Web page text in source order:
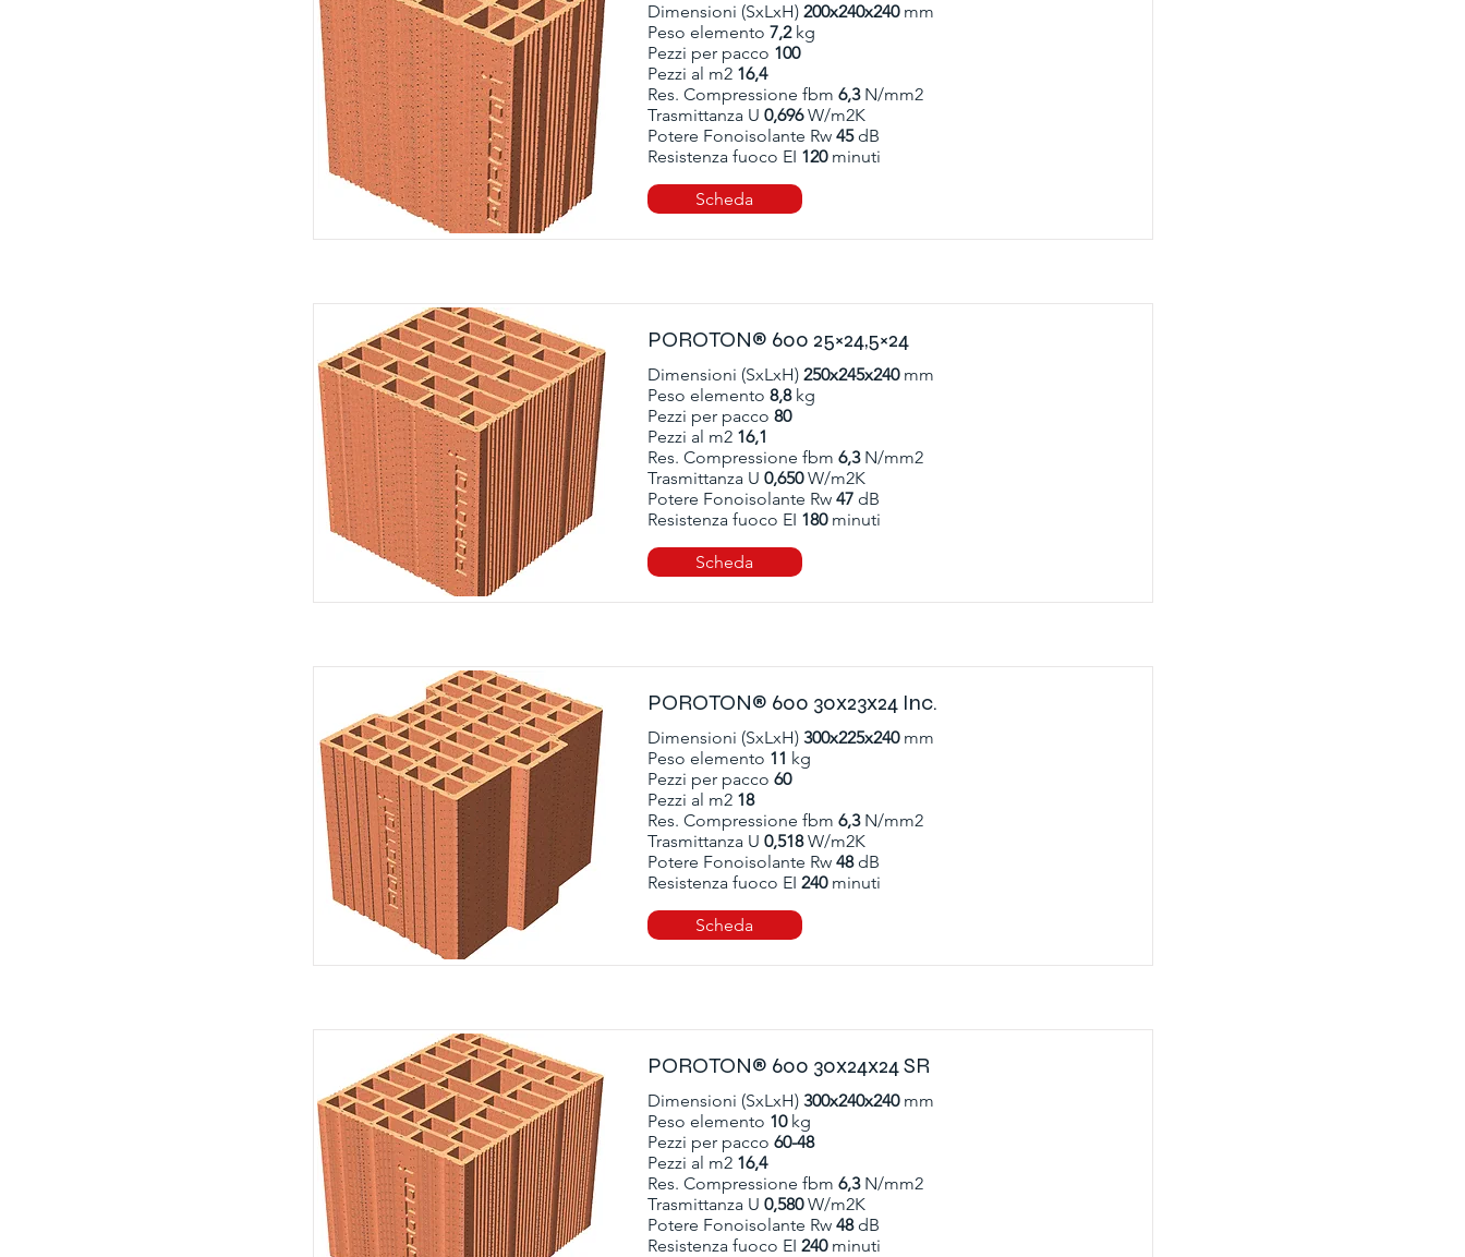
Dimensioni (SxLxH) 200x240x240mm
Peso elemento 7,2kg
Pezzi per pacco 100
Pezzi al m2 16,4
Res. Compressione fbm 6,3N/mm2
Trasmittanza U 0,696W/m2K
Potere Fonoisolante Rw 45dB
Resistenza fuoco EI 120minuti
Scheda
POROTON® 600 25×24,5×24
Dimensioni (SxLxH) 250x245x240mm
Peso elemento 8,8kg
Pezzi per pacco 80
Pezzi al m2 16,1
Res. Compressione fbm 6,3N/mm2
Trasmittanza U 0,650W/m2K
Potere Fonoisolante Rw 47dB
Resistenza fuoco EI 180minuti
Scheda
POROTON® 600 30x23x24 Inc.
Dimensioni (SxLxH) 300x225x240mm
Peso elemento 11 kg
Pezzi per pacco 60
Pezzi al m2 18
Res. Compressione fbm 6,3N/mm2
Trasmittanza U 0,518W/m2K
Potere Fonoisolante Rw 48dB
Resistenza fuoco EI 240minuti
Scheda
POROTON® 600 30x24x24 SR
Dimensioni (SxLxH) 300x240x240mm
Peso elemento 10kg
Pezzi per pacco 60-48
Pezzi al m2 16,4
Res. Compressione fbm 6,3N/mm2
Trasmittanza U 0,580W/m2K
Potere Fonoisolante Rw 48dB
Resistenza fuoco EI 240minuti